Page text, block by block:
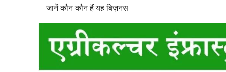
जानें कौन कौन हैं यह बिज़नस